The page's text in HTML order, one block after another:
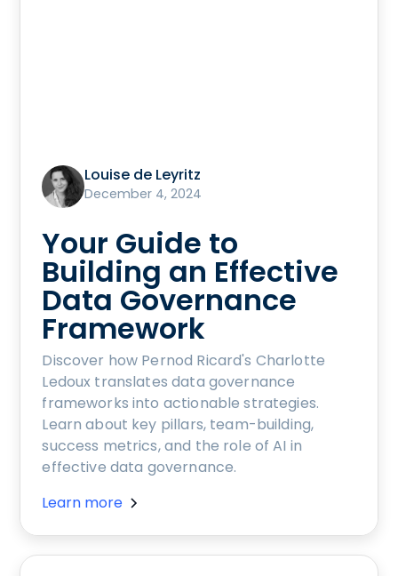
Louise de Leyritz
December 4, 2024
Your Guide to
Building an Effective
Data Governance
Framework
Discover how Pernod Ricard's Charlotte
Ledoux translates data governance
frameworks into actionable strategies.
Learn about key pillars, team-building,
success metrics, and the role of AI in
effective data governance.
Learn more